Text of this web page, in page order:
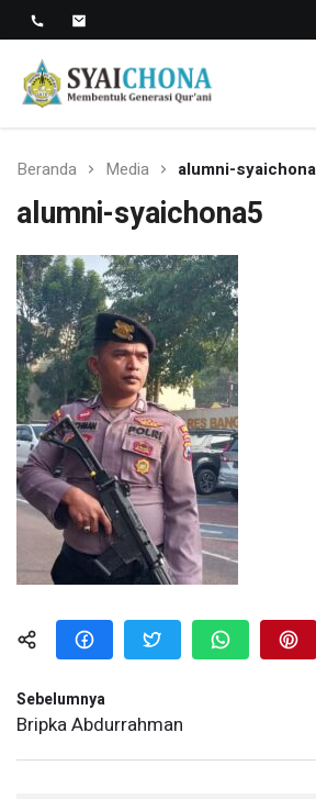
syaichona
Situs Resmi Pondok Pesantren Syaichona
Mohammad Cholil
Beranda Media alumni-
alumni-syaichona5
Sebelumnya
Bripka Abdurrahman